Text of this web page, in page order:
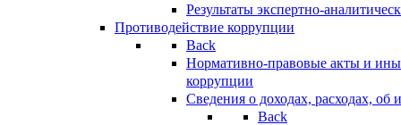
Результаты экспертно-
Противодействие коррупции
Back
Нормативно-правовые акты и
коррупции
Сведения о доходах, расходах, об
Back